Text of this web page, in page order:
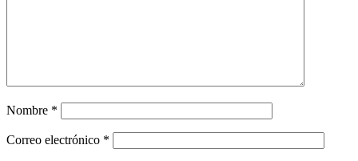
Nombre *
Correo electrónico *